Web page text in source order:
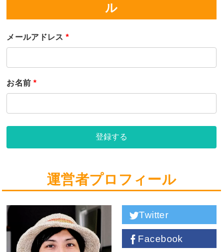
ル
メールアドレス *
お名前 *
登録する
運営者プロフィール
Twitter
Facebook